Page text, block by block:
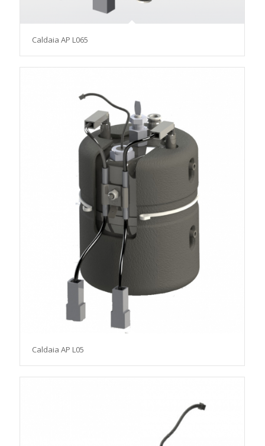
Caldaia AP L065
Caldaia AP L05